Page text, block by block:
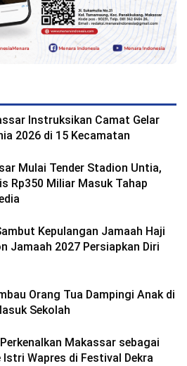
Instruksikan Camat Gelar
2026 di 15 Kecamatan
Mulai Tender Stadion Untia,
Rp350 Miliar Masuk Tahap
Kepulangan Jamaah Haji
Jamaah 2027 Persiapkan Diri
Orang Tua Dampingi Anak di
Sekolah
Makassar sebagai
Istri Wapres di Festival Dekra